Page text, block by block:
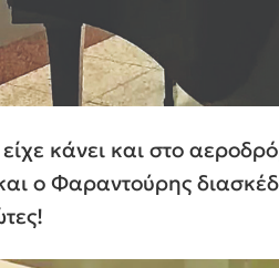
είχε κάνει και στο
ο Φαραντούρης